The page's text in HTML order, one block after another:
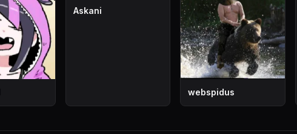
Askani
webspidus